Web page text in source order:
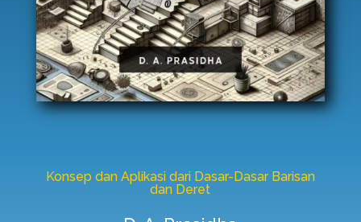
Konsep dan Aplikasi dari Dasar-Dasar Barisan
dan Deret